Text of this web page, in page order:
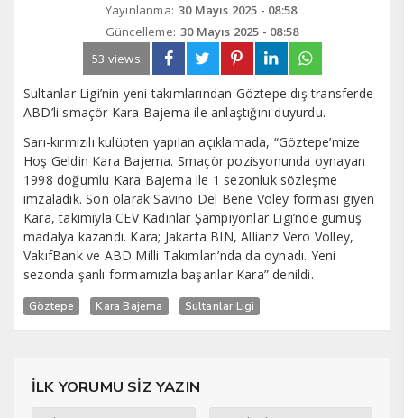
Yayınlanma: 30 Mayıs 2025 - 08:58
Güncelleme: 30 Mayıs 2025 - 08:58
53 views
Sultanlar Ligi’nin yeni takımlarından Göztepe dış transferde
ABD’li smaçör Kara Bajema ile anlaştığını duyurdu.
Sarı-kırmızılı kulüpten yapılan açıklamada, “Göztepe’mize
Hoş Geldin Kara Bajema. Smaçör pozisyonunda oynayan
1998 doğumlu Kara Bajema ile 1 sezonluk sözleşme
imzaladık. Son olarak Savino Del Bene Voley forması giyen
Kara, takımıyla CEV Kadınlar Şampiyonlar Ligi’nde gümüş
madalya kazandı. Kara; Jakarta BIN, Allianz Vero Volley,
VakıfBank ve ABD Milli Takımları’nda da oynadı. Yeni
sezonda şanlı formamızla başarılar Kara” denildi.
Göztepe Kara Bajema Sultanlar Ligi
İLK YORUMU SİZ YAZIN